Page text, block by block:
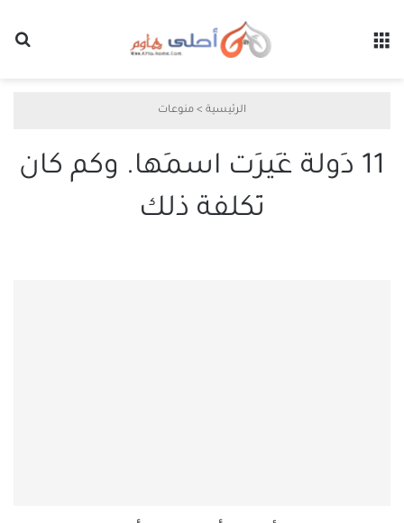
الرئيسية > منوعات
11 دَولة غَيرَت اسمَها. وكم كان
تَكلفة ذلك